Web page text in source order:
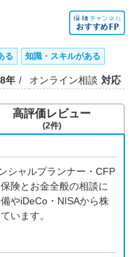
る 知識・スキルがある
年 オンライン相談 対応
シャルプランナー・CFP
険とお金全般の相談に
やiDeCo・NISAから株
います。
高評価レビュー
(2件)